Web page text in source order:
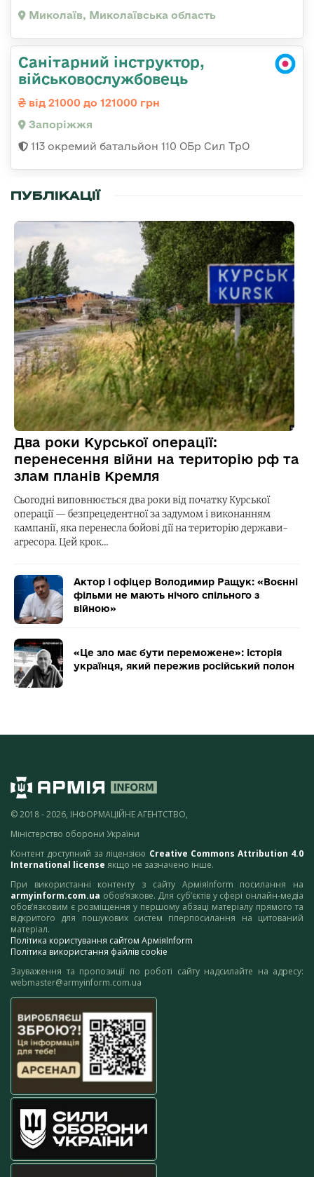
Миколаїв, Миколаївська область
Санітарний інструктор,
військовослужбовець
від 21000 до 121000 грн
Запоріжжя
113 окремий батальйон 110 ОБр Сил ТрО
ПУБЛІКАЦІЇ
Два роки Курської операції:
перенесення війни на територію рф та
злам планів Кремля
Сьогодні виповнюється два роки від початку Курської
операції — безпрецедентної за задумом і виконанням
кампанії, яка перенесла бойові дії на територію держави-
агресора. Цей крок…
Актор і офіцер Володимир Ращук: «Воєнні
фільми не мають нічого спільного з
війною»
«Це зло має бути переможене»: історія
українця, який пережив російський полон
© 2018 - 2026, ІНФОРМАЦІЙНЕ АГЕНТСТВО,
Міністерство оборони України
Контент доступний за ліцензією Creative Commons Attribution 4.0
International license якщо не зазначено інше.
При використанні контенту з сайту АрміяInform посилання на
armyinform.com.ua обов’язкове. Для суб’єктів у сфері онлайн-медіа
обов’язковим є розміщення у першому абзаці матеріалу прямого та
відкритого для пошукових систем гіперпосилання на цитований
матеріал.
Політика користування сайтом АрміяInform
Політика використання файлів cookie
Зауваження та пропозиції по роботі сайту надсилайте на адресу:
webmaster@armyinform.com.ua